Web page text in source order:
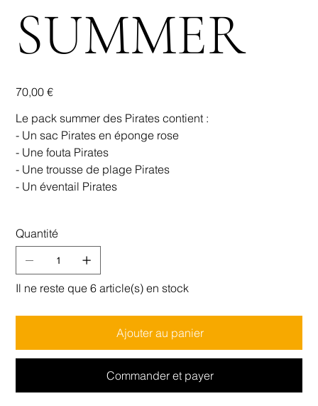
SUMMER
Prix
70,00 €
Le pack summer des Pirates contient :
- Un sac Pirates en éponge rose
- Une fouta Pirates
- Une trousse de plage Pirates
- Un éventail Pirates
Quantité
Il ne reste que 6 article(s) en stock
Ajouter au panier
Commander et payer